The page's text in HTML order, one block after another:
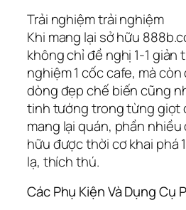
Trải nghiệm trải nghiệm
Khi mang lại sở hữu
không chỉ đề nghị 1-1
nghiệm 1 cốc cafe, mà
dòng đẹp chế biến cũng
tinh tướng trong từng giọt
mang lại quán, phần
hữu được thời cơ khai phá
lạ, thích thú.
Các Phụ Kiện Và Dụng Cụ